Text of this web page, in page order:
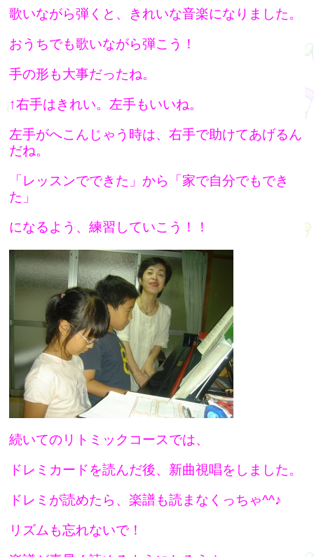
歌いながら弾くと、きれいな音楽になりました。
おうちでも歌いながら弾こう！
手の形も大事だったね。
↑右手はきれい。左手もいいね。
左手がへこんじゃう時は、右手で助けてあげるん
だね。
「レッスンでできた」から「家で自分でもでき
た」
になるよう、練習していこう！！
続いてのリトミックコースでは、
ドレミカードを読んだ後、新曲視唱をしました。
ドレミが読めたら、楽譜も読まなくっちゃ^^♪
リズムも忘れないで！